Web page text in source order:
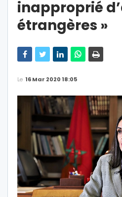
inapproprié
étrangères »
Le 16 Mar 2020 18:05